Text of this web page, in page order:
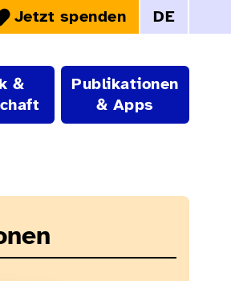
Jetzt spenden Sprachwahl:
DE
&
Publikationen
& Apps